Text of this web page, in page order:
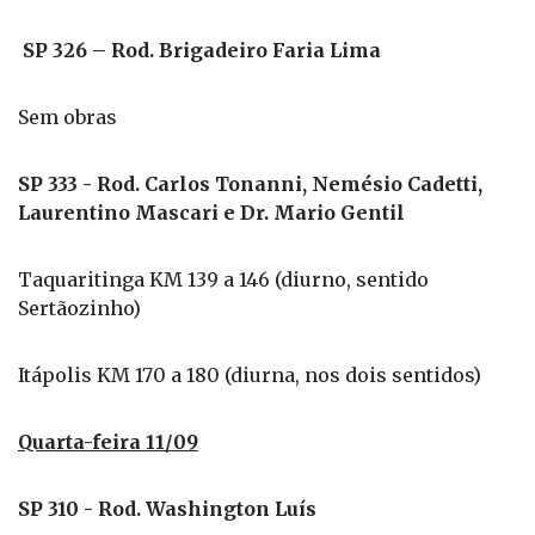
SP 326 – Rod. Brigadeiro Faria Lima
Sem obras
SP 333 - Rod. Carlos Tonanni, Nemésio Cadetti,
Laurentino Mascari e Dr. Mario Gentil
Taquaritinga KM 139 a 146 (diurno, sentido
Sertãozinho)
Itápolis KM 170 a 180 (diurna, nos dois sentidos)
Quarta-feira 11/09
SP 310 - Rod. Washington Luís